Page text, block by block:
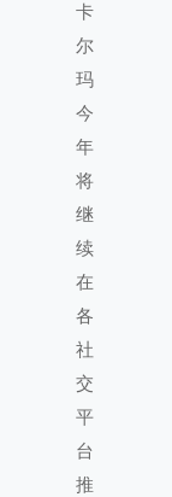
卡
尔
玛
今
年
将
继
续
在
各
社
交
平
台
推